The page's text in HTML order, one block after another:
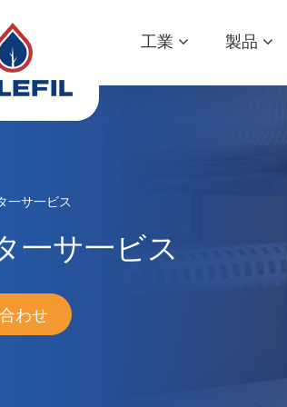
工業 製品
一サ一ビス
一サ一ビス
わせ